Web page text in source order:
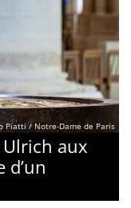
Piatti / Notre-Dame de Paris
Ulrich aux
d’un